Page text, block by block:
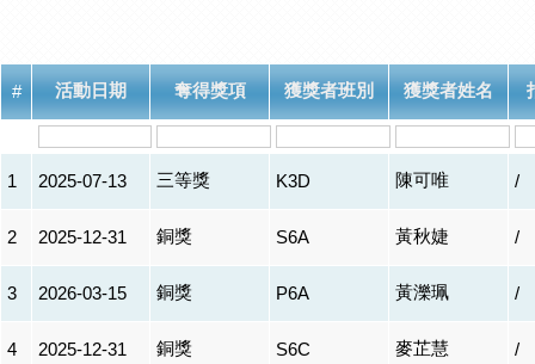
# 活動日期 奪得獎項 獲獎者班別 獲獎者姓名
1 2025-07-13 三等獎 K3D 陳可唯 /
2 2025-12-31 銅獎 S6A 黃秋婕 /
3 2026-03-15 銅獎 P6A 黃濼珮 /
4 2025-12-31 銅獎 S6C 麥芷慧 /